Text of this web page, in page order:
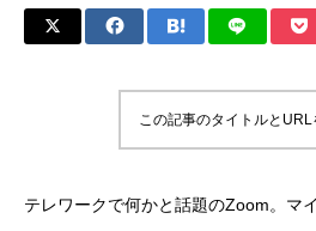
この記事のタイトルとURL
テレワークで何かと話題のZoom。マ